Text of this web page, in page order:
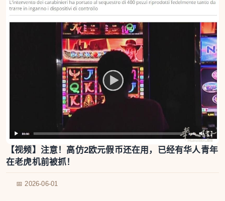
【视频】注意！高仿2欧元假币还在用，已经有华人青年
在老虎机前被抓！
📅 2026-06-01